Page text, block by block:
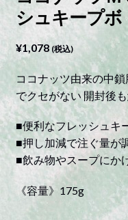
シュキープボ
¥1,078 (税込)
ココナッツ由来の中
でクセがない 開封後
■便利なフレッシュキ
■押し加減で注ぐ量が
■飲み物やスープにか
《容量》175g